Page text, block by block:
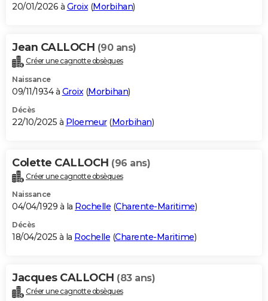
20/01/2026 à Groix(Morbihan)
Jean CALLOCH (90 ans)
Créer une cagnotte obsèques
Naissance
09/11/1934 à Groix (Morbihan)
Décès
22/10/2025 à Ploemeur(Morbihan)
Colette CALLOCH (96 ans)
Créer une cagnotte obsèques
Naissance
04/04/1929 à la Rochelle (Charente-Maritime)
Décès
18/04/2025 à la Rochelle (Charente-Maritime)
Jacques CALLOCH (83 ans)
Créer une cagnotte obsèques